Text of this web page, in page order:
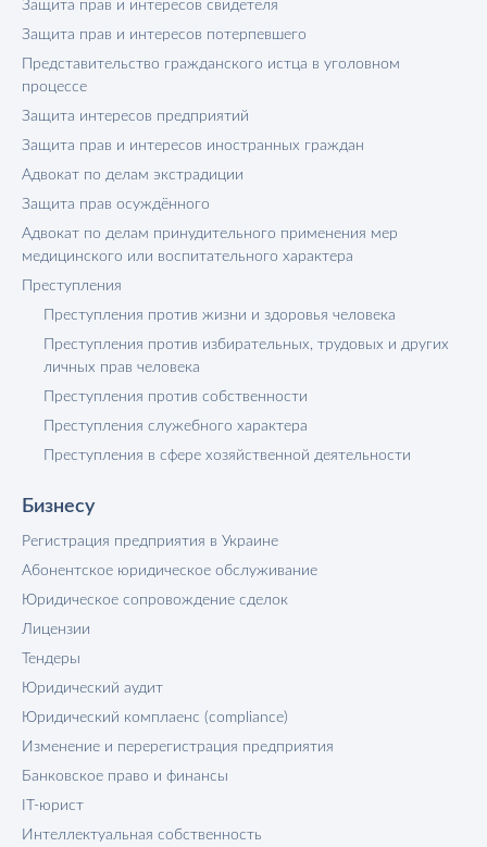
Защита прав и интересов свидетеля
Защита прав и интересов потерпевшего
Представительство гражданского истца в уголовном
процессе
Защита интересов предприятий
Защита прав и интересов иностранных граждан
Адвокат по делам экстрадиции
Защита прав осуждённого
Адвокат по делам принудительного применения мер
медицинского или воспитательного характера
Преступления
Преступления против жизни и здоровья человека
Преступления против избирательных, трудовых и других
личных прав человека
Преступления против собственности
Преступления служебного характера
Преступления в сфере хозяйственной деятельности
Бизнесу
Регистрация предприятия в Украине
Абонентское юридическое обслуживание
Юридическое сопровождение сделок
Лицензии
Тендеры
Юридический аудит
Юридический комплаенс (compliance)
Изменение и перерегистрация предприятия
Банковское право и финансы
IT-юрист
Интеллектуальная собственность